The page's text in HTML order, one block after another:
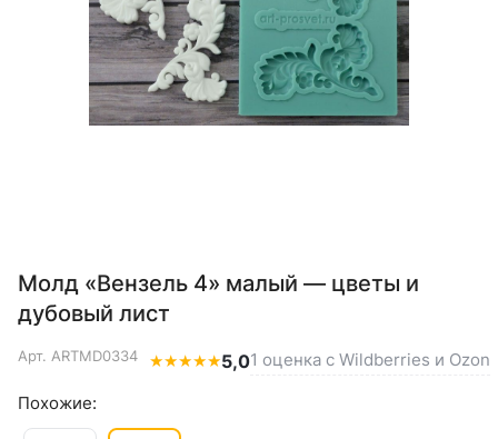
Молд «Вензель 4» малый — цветы и
дубовый лист
Арт. ARTMD0334 ★★★★★5,01 оценка с Wildberries и Ozon
Похожие: